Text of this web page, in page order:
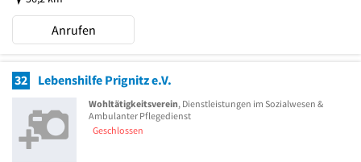
Anrufen
32 Lebenshilfe Prignitz e.V.
Wohltätigkeitsverein, Dienstleistungen im Sozialwesen &
Ambulanter Pflegedienst
Geschlossen